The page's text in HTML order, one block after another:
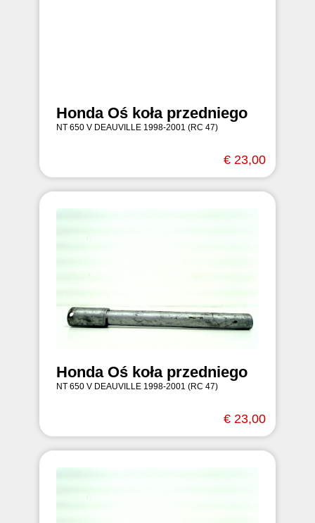
Honda Oś koła przedniego
NT 650 V DEAUVILLE 1998-2001 (RC 47)
€ 23,00
Honda Oś koła przedniego
NT 650 V DEAUVILLE 1998-2001 (RC 47)
€ 23,00